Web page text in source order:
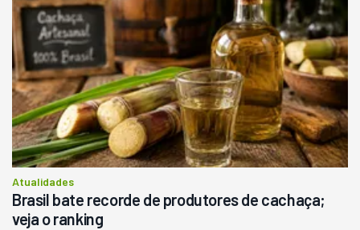
Atualidades
Brasil bate recorde de produtores de cachaça;
veja o ranking